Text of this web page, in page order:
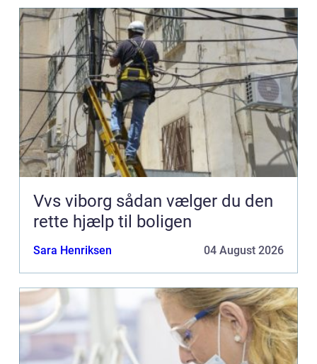
Vvs viborg sådan vælger du den
rette hjælp til boligen
Sara Henriksen 04 August 2026